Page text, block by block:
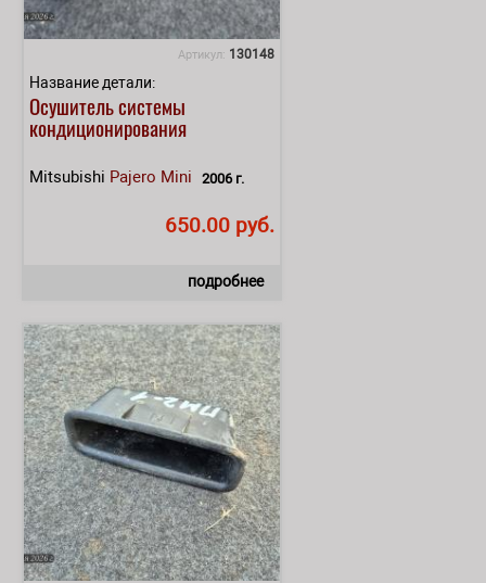
Артикул: 130148
Название детали:
Осушитель системы
кондиционирования
Mitsubishi Pajero Mini 2006 г.
650.00 руб.
подробнее